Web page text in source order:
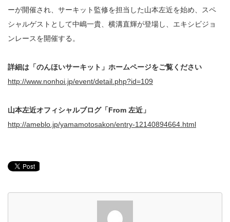
ーが開催され、サーキット監修を担当した山本左近を始め、スペ
シャルゲストとして中嶋一貴、横溝直輝が登場し、エキシビジョ
ンレースを開催する。
詳細は「のんほいサーキット」ホームページをご覧ください
http://www.nonhoi.jp/event/detail.php?id=109
山本左近オフィシャルブログ「From 左近」
http://ameblo.jp/yamamotosakon/entry-12140894664.html